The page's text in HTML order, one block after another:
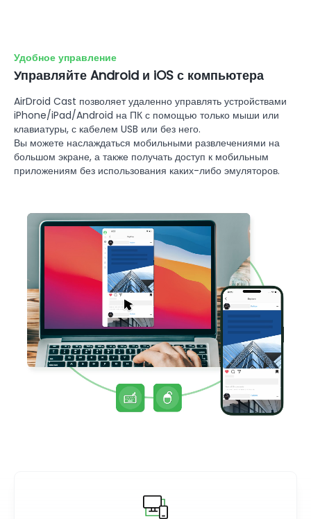
Удобное управление
Управляйте Android и iOS с компьютера
AirDroid Cast позволяет удаленно управлять устройствами
iPhone/iPad/Android на ПК с помощью только мыши или
клавиатуры, с кабелем USB или без него.
Вы можете наслаждаться мобильными развлечениями на
большом экране, а также получать доступ к мобильным
приложениям без использования каких-либо эмуляторов.